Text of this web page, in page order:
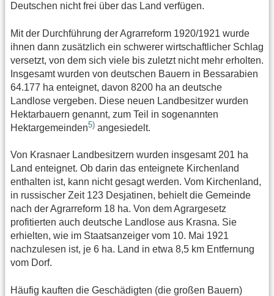
Deutschen nicht frei über das Land verfügen.
Mit der Durchführung der Agrarreform 1920/1921 wurde
ihnen dann zusätzlich ein schwerer wirtschaftlicher Schlag
versetzt, von dem sich viele bis zuletzt nicht mehr erholten.
Insgesamt wurden von deutschen Bauern in Bessarabien
64.177 ha enteignet, davon 8200 ha an deutsche
Landlose vergeben. Diese neuen Landbesitzer wurden
Hektarbauern genannt, zum Teil in sogenannten
Hektargemeinden5) angesiedelt.
Von Krasnaer Landbesitzern wurden insgesamt 201 ha
Land enteignet. Ob darin das enteignete Kirchenland
enthalten ist, kann nicht gesagt werden. Vom Kirchenland,
in russischer Zeit 123 Desjatinen, behielt die Gemeinde
nach der Agrarreform 18 ha. Von dem Agrargesetz
profitierten auch deutsche Landlose aus Krasna. Sie
erhielten, wie im Staatsanzeiger vom 10. Mai 1921
nachzulesen ist, je 6 ha. Land in etwa 8,5 km Entfernung
vom Dorf.
Häufig kauften die Geschädigten (die großen Bauern)